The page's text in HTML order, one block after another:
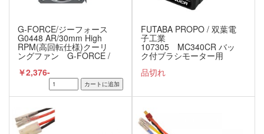
G-FORCE/ジーフォース
G0448 AR/30mm High
RPM(高回転仕様)クーリ
ングファン G-FORCE /
ジーフォース
￥2,376-
FUTABA PROPO / 双葉電
子工業
107305 MC340CR バッ
ク付ブラシモーター用
ESC
品切れ